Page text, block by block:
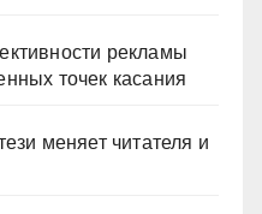
рекламы
точек касания
меняет читателя и